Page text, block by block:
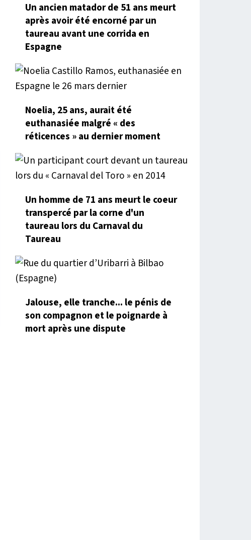
Un ancien matador de 51 ans meurt
après avoir été encorné par un
taureau avant une corrida en
Espagne
Noelia, 25 ans, aurait été
euthanasiée malgré « des
réticences » au dernier moment
Un homme de 71 ans meurt le coeur
transpercé par la corne d'un
taureau lors du Carnaval du
Taureau
Jalouse, elle tranche... le pénis de
son compagnon et le poignarde à
mort après une dispute